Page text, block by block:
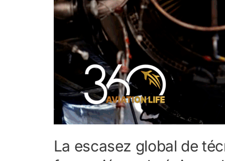
La escasez global de
qué
la
única
solución
sostenible